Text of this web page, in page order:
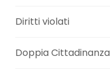
Diritti violati
Doppia Cittadinanza